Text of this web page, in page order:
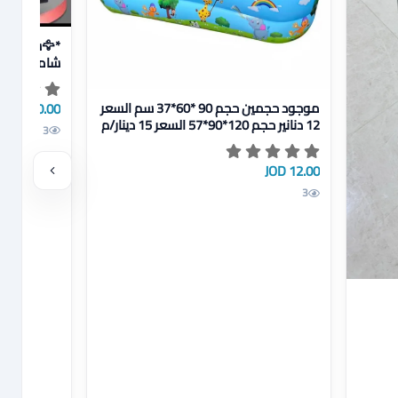
عرض تفاصيل موجود حجمين حجم 90 *60*37 سم السعر 12 دنانير حجم 120*90*57 السعر 15 دينار/م نموجود حجمين حجم 90 *60*37 سم السعر
12 دنانير حجم 120*90*57 السعر 15 دينار/م
ن
12.00 JOD
3
عرض تفاصيل *🦅سيارة
شامل
20.00 JOD
3